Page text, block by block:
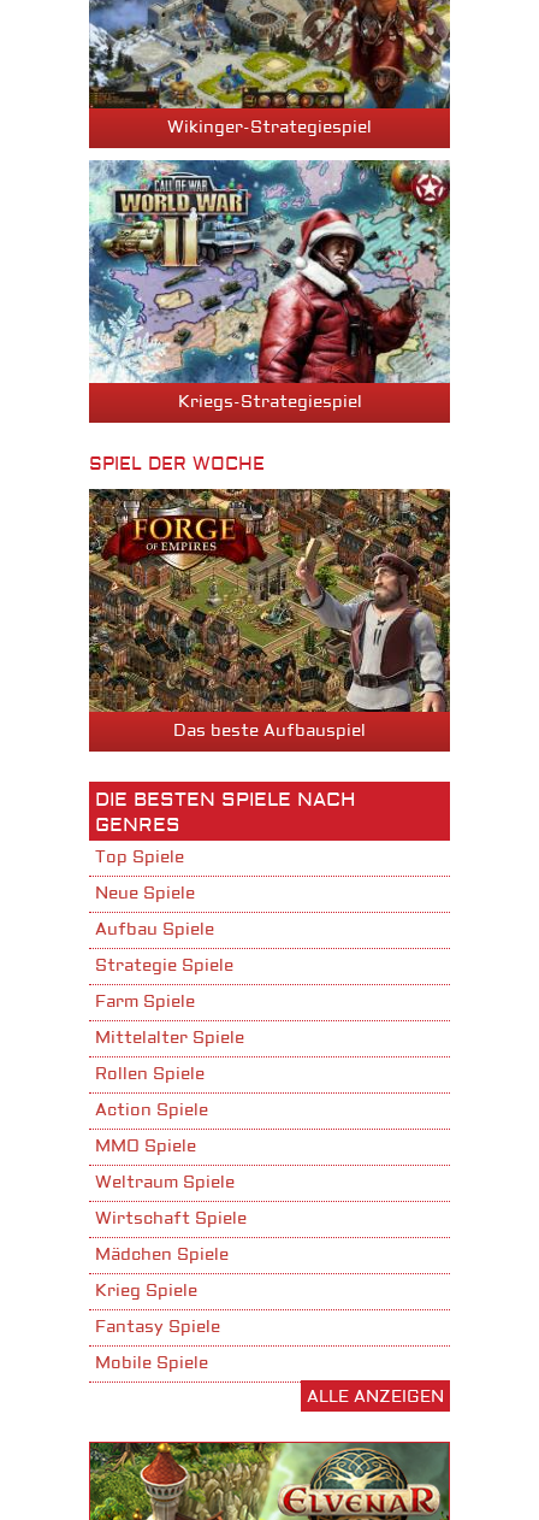
Wikinger-Strategiespiel
Kriegs-Strategiespiel
SPIEL DER WOCHE
Das beste Aufbauspiel
DIE BESTEN SPIELE NACH
GENRES
Top Spiele
Neue Spiele
Aufbau Spiele
Strategie Spiele
Farm Spiele
Mittelalter Spiele
Rollen Spiele
Action Spiele
MMO Spiele
Weltraum Spiele
Wirtschaft Spiele
Mädchen Spiele
Krieg Spiele
Fantasy Spiele
Mobile Spiele
Download Spiele
3D Spiele
ALLE ANZEIGEN